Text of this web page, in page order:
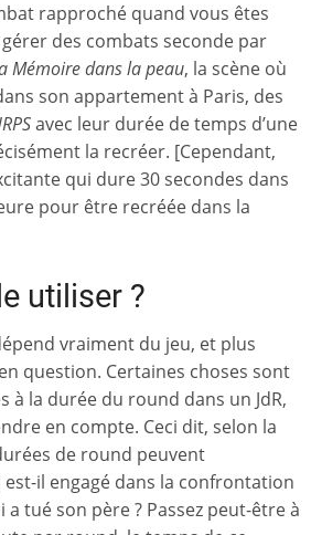
rapproché quand vous êtes
des combats seconde par
Mémoire dans la peau, la scène où
son appartement à Paris, des
avec leur durée de temps d’une
la recréer. [Cependant,
qui dure 30 secondes dans
pour être recréée dans la
utiliser ?
vraiment du jeu, et plus
question. Certaines choses sont
à la durée du round dans un JdR,
en compte. Ceci dit, selon la
de round peuvent
il engagé dans la confrontation
a tué son père ? Passez peut-être à